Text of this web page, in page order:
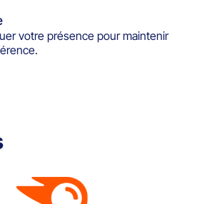
votre présence pour maintenir